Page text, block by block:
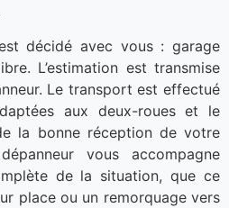
décidé avec vous : garage
L’estimation est transmise
Le transport est effectué
aux deux-roues et le
la bonne réception de votre
vous accompagne
de la situation, que ce
place ou un remorquage vers